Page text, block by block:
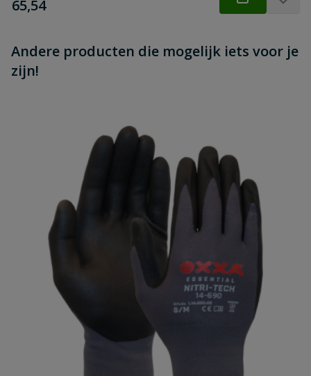
€
65,54
Andere producten die mogelijk iets voor je
zijn!